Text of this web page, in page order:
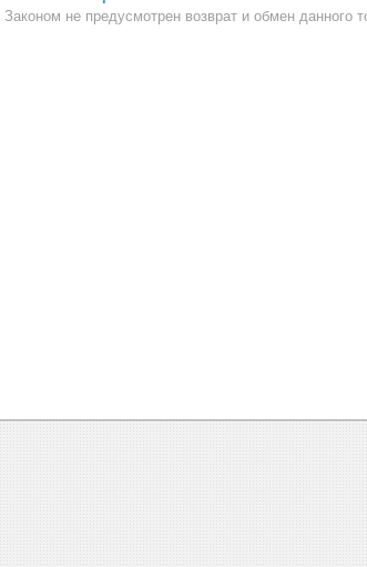
Законом не предусмотрен возврат и обмен данного